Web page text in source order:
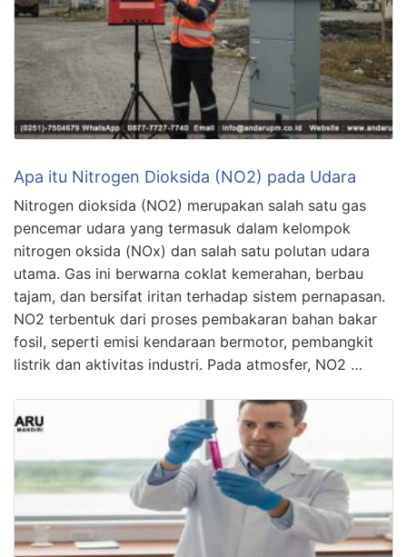
Apa itu Nitrogen Dioksida (NO2) pada Udara
Nitrogen dioksida (NO2) merupakan salah satu gas
pencemar udara yang termasuk dalam kelompok
nitrogen oksida (NOx) dan salah satu polutan udara
utama. Gas ini berwarna coklat kemerahan, berbau
tajam, dan bersifat iritan terhadap sistem pernapasan.
NO2 terbentuk dari proses pembakaran bahan bakar
fosil, seperti emisi kendaraan bermotor, pembangkit
listrik dan aktivitas industri. Pada atmosfer, NO2 …